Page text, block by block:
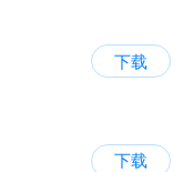
下载
下载